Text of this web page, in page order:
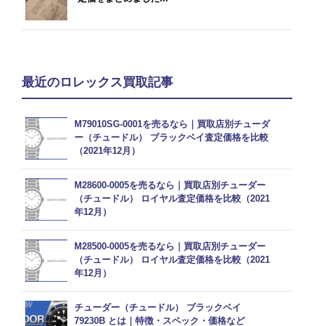
最近のロレックス買取記事
M79010SG-0001を売るなら｜買取店別チューダ
ー（チュードル） ブラックベイ査定価格を比較
（2021年12月）
M28600-0005を売るなら｜買取店別チューダー
（チュードル） ロイヤル査定価格を比較（2021
年12月）
M28500-0005を売るなら｜買取店別チューダー
（チュードル） ロイヤル査定価格を比較（2021
年12月）
チューダー（チュードル） ブラックベイ
79230B とは｜特徴・スペック・価格など